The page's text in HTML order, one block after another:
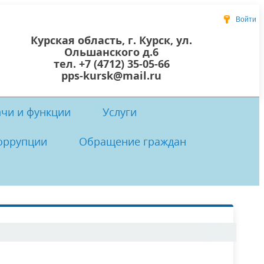
Войти
Курская область, г. Курск, ул.
Ольшанского д.6
тел. +7 (4712) 35-05-66
pps-kursk@mail.ru
и функции Услуги
Обращение граждан